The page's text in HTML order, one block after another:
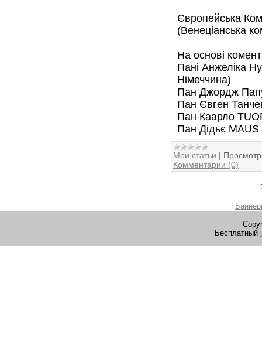
Європейська
(Венеціанська
На основі
Пані Анжеліка
Німеччина)
Пан Джордж
Пан Євген
Пан Каарло
Пан Дідьє MAUS
Мои статьи |
Комментарии (0)
Бесплатный